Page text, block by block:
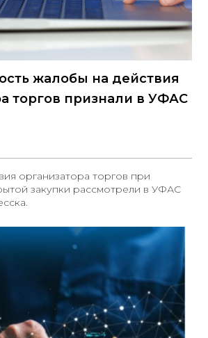
жалобы на действия
торгов признали в УФАС
организатора торгов при
закупки рассмотрели в УФАС